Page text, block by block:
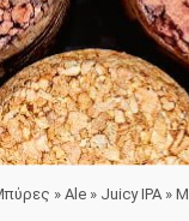
» Ale » Juicy IPA »